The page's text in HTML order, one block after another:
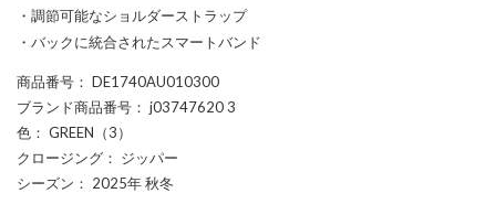
・調節可能なショルダーストラップ
・バックに統合されたスマートバンド
商品番号 ： DE1740AU010300
ブランド商品番号 ： j03747620 3
色 ： GREEN（3）
クロージング ： ジッパー
シーズン ： 2025年 秋冬